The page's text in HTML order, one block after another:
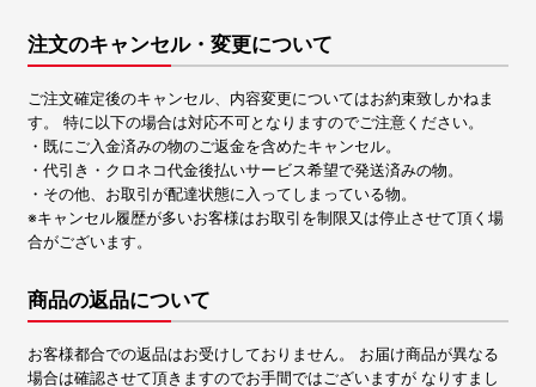
注文のキャンセル・変更について
ご注文確定後のキャンセル、内容変更についてはお約束致しかねま
す。 特に以下の場合は対応不可となりますのでご注意ください。
・既にご入金済みの物のご返金を含めたキャンセル。
・代引き・クロネコ代金後払いサービス希望で発送済みの物。
・その他、お取引が配達状態に入ってしまっている物。
※キャンセル履歴が多いお客様はお取引を制限又は停止させて頂く場
合がございます。
商品の返品について
お客様都合での返品はお受けしておりません。 お届け商品が異なる
場合は確認させて頂きますのでお手間ではございますが なりすまし